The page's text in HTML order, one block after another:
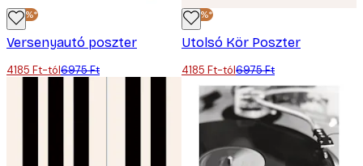
-40%*
Versenyautó poszter
4185 Ft-tól6975 Ft
-40%*
Utolsó Kör Poszter
4185 Ft-tól6975 Ft